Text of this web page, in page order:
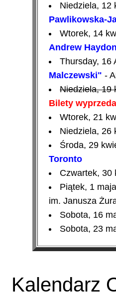
Niedziela, 12
Pawlikowska-
Wtorek, 14
Andrew
Thursday, 16
Malczewski" -
Niedziela,19
Bilety
Wtorek, 21
Niedziela, 26
Środa, 29
Toronto
Czwartek, 30
Piątek, 1
im. Janusza
Sobota, 16
Sobota, 23
Kalendarz